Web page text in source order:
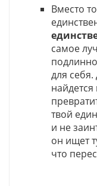
Вместо
самое
для себя.
твой
и не
он ищет
что